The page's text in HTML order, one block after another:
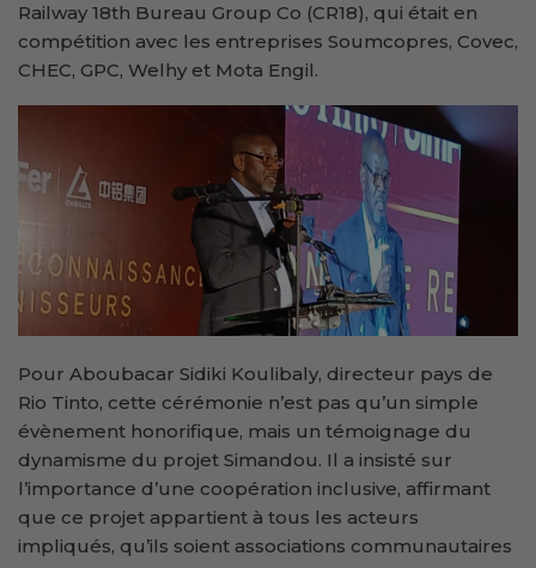
Railway 18th Bureau Group Co (CR18), qui était en
compétition avec les entreprises Soumcopres, Covec,
CHEC, GPC, Welhy et Mota Engil.
Pour Aboubacar Sidiki Koulibaly, directeur pays de
Rio Tinto, cette cérémonie n’est pas qu’un simple
évènement honorifique, mais un témoignage du
dynamisme du projet Simandou. Il a insisté sur
l’importance d’une coopération inclusive, affirmant
que ce projet appartient à tous les acteurs
impliqués, qu’ils soient associations communautaires